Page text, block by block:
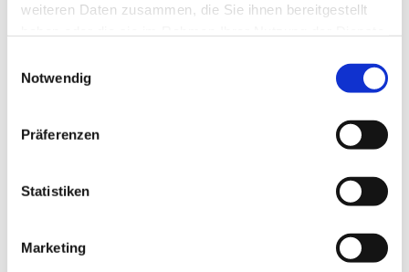
weiteren Daten zusammen, die Sie ihnen bereitgestellt
Notwendig
Präferenzen
Statistiken
Marketing